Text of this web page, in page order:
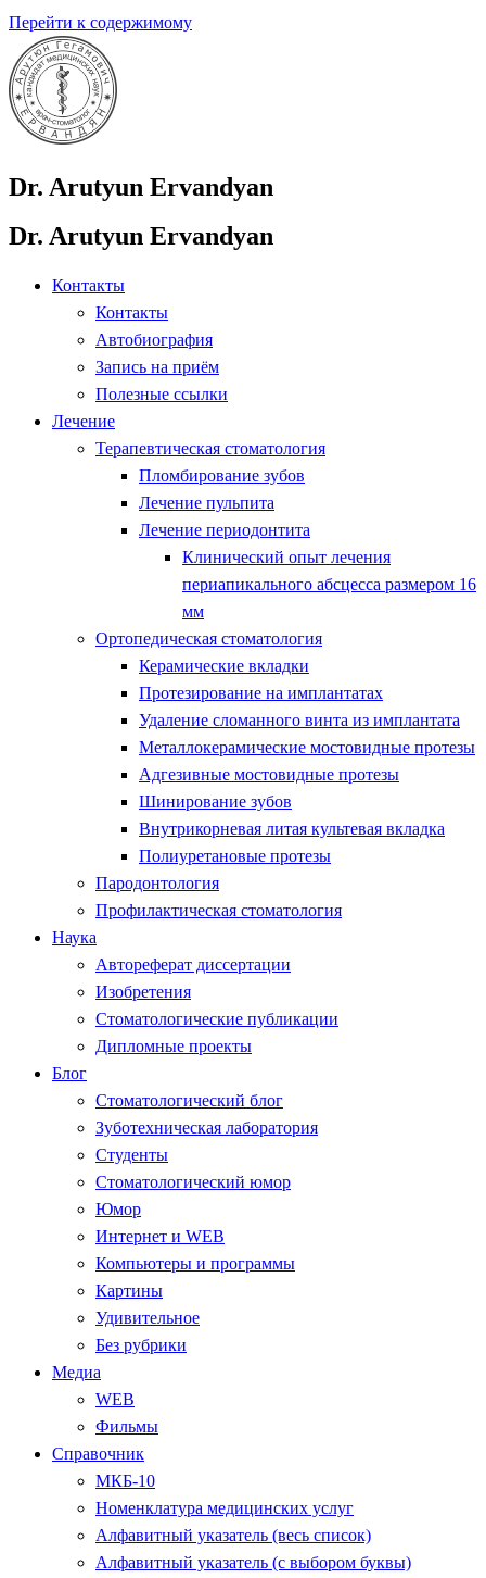
Перейти к содержимому
Dr. Arutyun Ervandyan
Dr. Arutyun Ervandyan
Контакты
Контакты
Автобиография
Запись на приём
Полезные ссылки
Лечение
Терапевтическая стоматология
Пломбирование зубов
Лечение пульпита
Лечение периодонтита
Клинический опыт лечения
периапикального абсцесса размером 16
мм
Ортопедическая стоматология
Керамические вкладки
Протезирование на имплантатах
Удаление сломанного винта из имплантата
Металлокерамические мостовидные протезы
Адгезивные мостовидные протезы
Шинирование зубов
Внутрикорневая литая культевая вкладка
Полиуретановые протезы
Пародонтология
Профилактическая стоматология
Наука
Автореферат диссертации
Изобретения
Стоматологические публикации
Дипломные проекты
Блог
Стоматологический блог
Зуботехническая лаборатория
Студенты
Стоматологический юмор
Юмор
Интернет и WEB
Компьютеры и программы
Картины
Удивительное
Без рубрики
Медиа
WEB
Фильмы
Справочник
МКБ-10
Номенклатура медицинских услуг
Алфавитный указатель (весь список)
Алфавитный указатель (с выбором буквы)